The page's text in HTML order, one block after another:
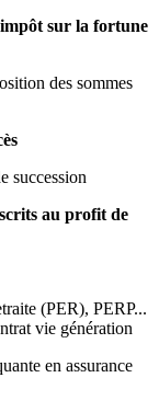
sur la fortune
des sommes
succession
au profit de
(PER), PERP...
vie génération
en assurance